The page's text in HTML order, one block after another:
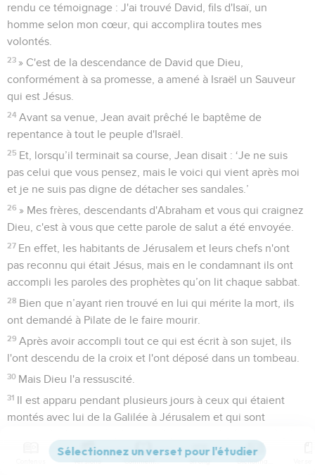
rendu ce témoignage : J'ai trouvé David, fils d'Isaï, un
homme selon mon cœur, qui accomplira toutes mes
volontés.
23 » C'est de la descendance de David que Dieu,
conformément à sa promesse, a amené à Israël un Sauveur
qui est Jésus.
24 Avant sa venue, Jean avait prêché le baptême de
repentance à tout le peuple d'Israël.
25 Et, lorsqu’il terminait sa course, Jean disait : ‘Je ne suis
pas celui que vous pensez, mais le voici qui vient après moi
et je ne suis pas digne de détacher ses sandales.’
26 » Mes frères, descendants d'Abraham et vous qui craignez
Dieu, c'est à vous que cette parole de salut a été envoyée.
27 En effet, les habitants de Jérusalem et leurs chefs n'ont
pas reconnu qui était Jésus, mais en le condamnant ils ont
accompli les paroles des prophètes qu’on lit chaque sabbat.
28 Bien que n’ayant rien trouvé en lui qui mérite la mort, ils
ont demandé à Pilate de le faire mourir.
29 Après avoir accompli tout ce qui est écrit à son sujet, ils
l'ont descendu de la croix et l'ont déposé dans un tombeau.
30 Mais Dieu l'a ressuscité.
31 Il est apparu pendant plusieurs jours à ceux qui étaient
montés avec lui de la Galilée à Jérusalem et qui sont
» Et nous, nous vous annonçons cette bonne nouvelle : la
Versions Commentaires Strong